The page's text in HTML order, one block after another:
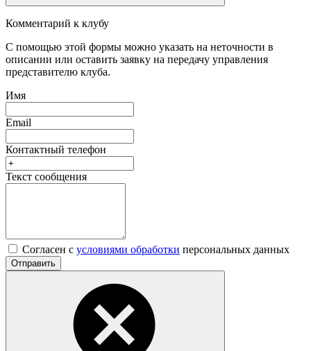
Комментарий к клубу
С помощью этой формы можно указать на неточности в
описании или оставить заявку на передачу управления
представителю клуба.
Имя
Email
Контактный телефон
Текст сообщения
Согласен с условиями обработки персональных данных
Отправить